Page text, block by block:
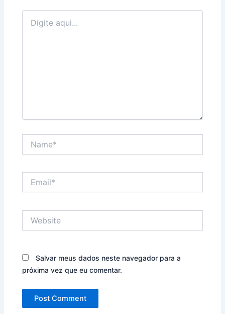
Digite
aqui...
Salvar meus dados neste navegador para a
próxima vez que eu comentar.